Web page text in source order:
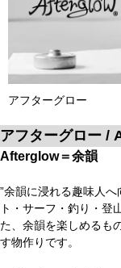
アフターグロー
アフターグロー /
Afterglow＝余韻
”余韻に浸れる趣味人
ト・サーフ・釣り・登
た、余韻を楽しめるも
す物作りです。